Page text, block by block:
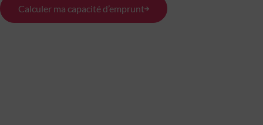
Calculer ma capacité d’emprunt